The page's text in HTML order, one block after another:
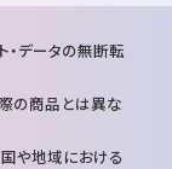
・データの無断転
の商品とは異な
や地域における